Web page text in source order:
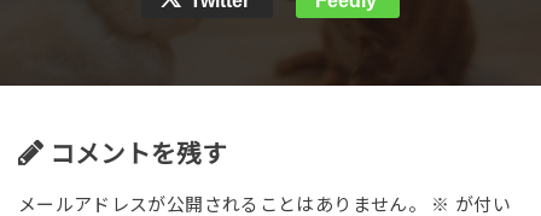
コメントを残す
メールアドレスが公開されることはありません。 ※ が付い